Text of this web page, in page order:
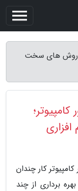
روش های سخت
کار چندان
برداری از چند